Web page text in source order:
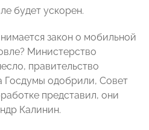
будет ускорен.
закон о мобильной
Министерство
правительство
Госдумы одобрили, Совет
представил, они
Калинин.